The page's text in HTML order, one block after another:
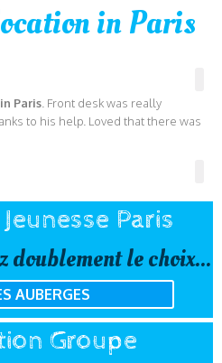
in Paris
Paris. Front desk was really
to his help. Loved that there was
Paris
doublement le choix...
AUBERGES
Groupe